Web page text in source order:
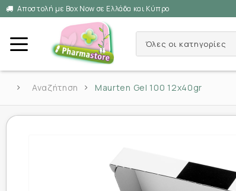
Αποστολή με Box Now σε Ελλάδα και Κύπρο
Όλες οι κατηγορίες
Αναζήτηση Maurten Gel 100 12x40gr